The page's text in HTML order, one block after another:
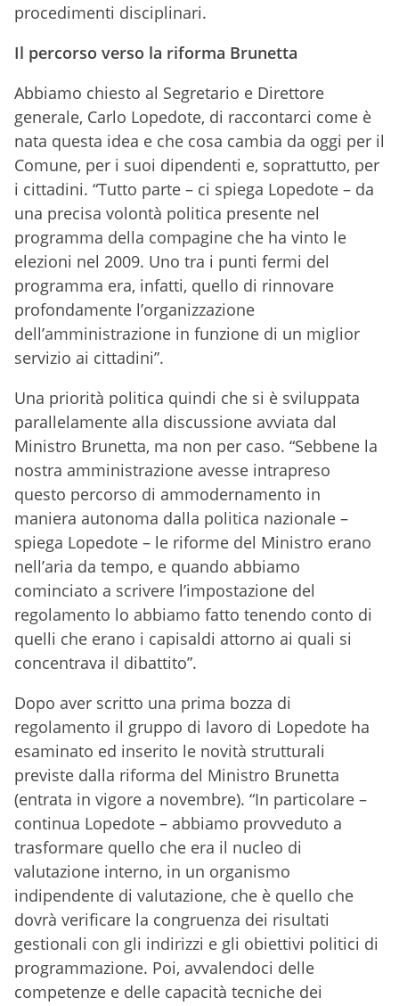
procedimenti disciplinari.
Il percorso verso la riforma Brunetta
Abbiamo chiesto al Segretario e Direttore
generale, Carlo Lopedote, di raccontarci come è
nata questa idea e che cosa cambia da oggi per il
Comune, per i suoi dipendenti e, soprattutto, per
i cittadini. “Tutto parte – ci spiega Lopedote – da
una precisa volontà politica presente nel
programma della compagine che ha vinto le
elezioni nel 2009. Uno tra i punti fermi del
programma era, infatti, quello di rinnovare
profondamente l’organizzazione
dell’amministrazione in funzione di un miglior
servizio ai cittadini”.
Una priorità politica quindi che si è sviluppata
parallelamente alla discussione avviata dal
Ministro Brunetta, ma non per caso. “Sebbene la
nostra amministrazione avesse intrapreso
questo percorso di ammodernamento in
maniera autonoma dalla politica nazionale –
spiega Lopedote – le riforme del Ministro erano
nell’aria da tempo, e quando abbiamo
cominciato a scrivere l’impostazione del
regolamento lo abbiamo fatto tenendo conto di
quelli che erano i capisaldi attorno ai quali si
concentrava il dibattito”.
Dopo aver scritto una prima bozza di
regolamento il gruppo di lavoro di Lopedote ha
esaminato ed inserito le novità strutturali
previste dalla riforma del Ministro Brunetta
(entrata in vigore a novembre). “In particolare –
continua Lopedote – abbiamo provveduto a
trasformare quello che era il nucleo di
valutazione interno, in un organismo
indipendente di valutazione, che è quello che
dovrà verificare la congruenza dei risultati
gestionali con gli indirizzi e gli obiettivi politici di
programmazione. Poi, avvalendoci delle
competenze e delle capacità tecniche dei